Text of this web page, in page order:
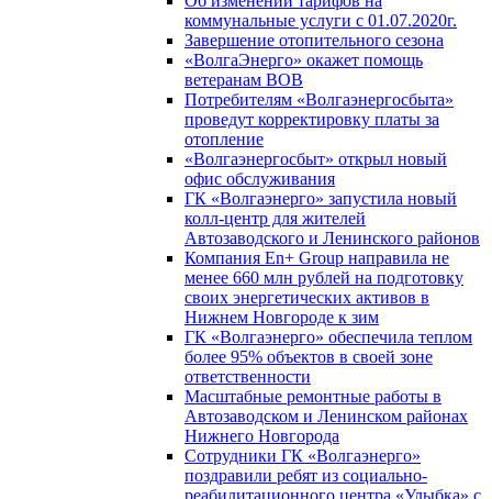
коммунальные услуги с 01.07.2020г.
Завершение отопительного сезона
«ВолгаЭнерго» окажет помощь
ветеранам ВОВ
Потребителям «Волгаэнергосбыта»
проведут корректировку платы за
отопление
«Волгаэнергосбыт» открыл новый
офис обслуживания
ГК «Волгаэнерго» запустила новый
колл-центр для жителей
Автозаводского и Ленинского районов
Компания En+ Group направила не
менее 660 млн рублей на подготовку
своих энергетических активов в
Нижнем Новгороде к зим
ГК «Волгаэнерго» обеспечила теплом
более 95% объектов в своей зоне
ответственности
Масштабные ремонтные работы в
Автозаводском и Ленинском районах
Нижнего Новгорода
Сотрудники ГК «Волгаэнерго»
поздравили ребят из социально-